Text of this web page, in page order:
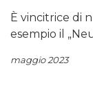
È vincitrice di
esempio il
maggio 2023